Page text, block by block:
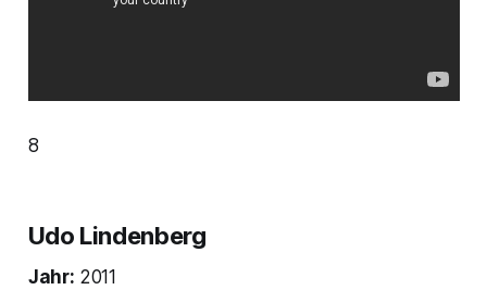
8
Udo Lindenberg
Jahr: 2011